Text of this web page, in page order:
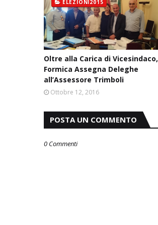
ELEZIONI2015
Oltre alla Carica di Vicesindaco,
Formica Assegna Deleghe
all’Assessore Trimboli
Ottobre 12, 2016
POSTA UN COMMENTO
0 Commenti